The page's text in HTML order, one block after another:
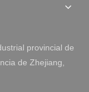
provincial de
de Zhejiang,